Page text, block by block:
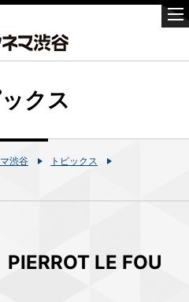
クス
渋谷
トピックス
LE FOU